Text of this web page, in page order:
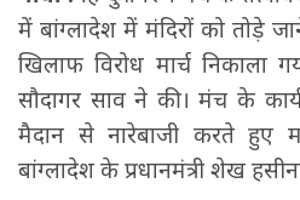
में बांग्लादेश में मंदिरों को तोड़े
खिलाफ विरोध मार्च निकाला
सौदागर साव ने की। मंच के
मैदान से नारेबाजी करते हुए
बांग्लादेश के प्रधानमंत्री शेख